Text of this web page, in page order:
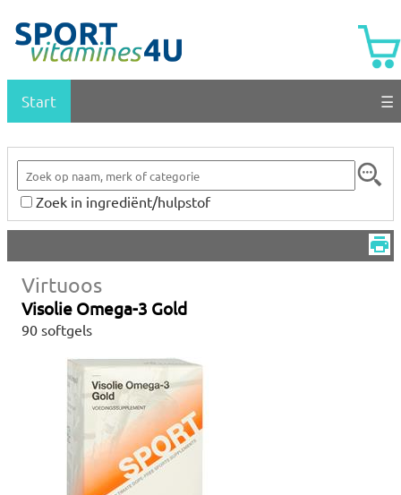
Start ☰
Zoek in ingrediënt/hulpstof
Virtuoos
Visolie Omega-3 Gold
90 softgels